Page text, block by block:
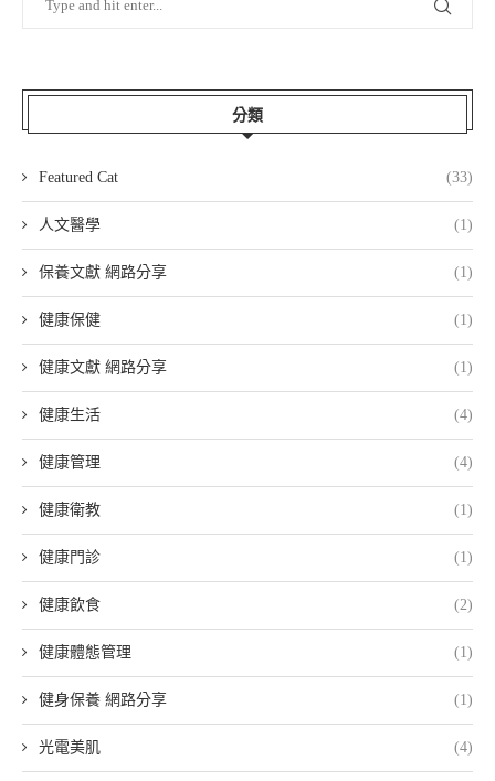
分類
Featured Cat (33)
人文醫學 (1)
保養文獻 網路分享 (1)
健康保健 (1)
健康文獻 網路分享 (1)
健康生活 (4)
健康管理 (4)
健康衛教 (1)
健康門診 (1)
健康飲食 (2)
健康體態管理 (1)
健身保養 網路分享 (1)
光電美肌 (4)